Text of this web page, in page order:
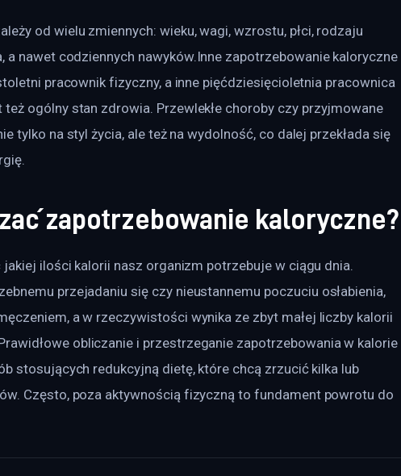
od wielu zmiennych: wieku, wagi, wzrostu, płci, rodzaju
a nawet codziennych nawyków.Inne zapotrzebowanie kaloryczne
pracownik fizyczny, a inne pięćdziesięcioletnia pracownica
ogólny stan zdrowia. Przewlekłe choroby czy przyjmowane
tylko na styl życia, ale też na wydolność, co dalej przekłada się
zapotrzebowanie kaloryczne?
ilości kalorii nasz organizm potrzebuje w ciągu dnia.
przejadaniu się czy nieustannemu poczuciu osłabienia,
a w rzeczywistości wynika ze zbyt małej liczby kalorii
obliczanie i przestrzeganie zapotrzebowania w kalorie
stosujących redukcyjną dietę, które chcą zrzucić kilka lub
Często, poza aktywnością fizyczną to fundament powrotu do